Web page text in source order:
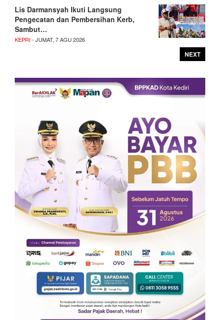
Lis Darmansyah Ikuti Langsung
Pengecatan dan Pembersihan Kerb,
Sambut…
KEPRI- JUMAT, 7 AGU 2026
NEXT